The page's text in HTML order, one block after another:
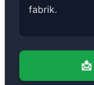
fabrik.
📩